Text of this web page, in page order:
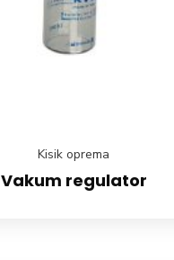
Kisik oprema
Vakum regulator